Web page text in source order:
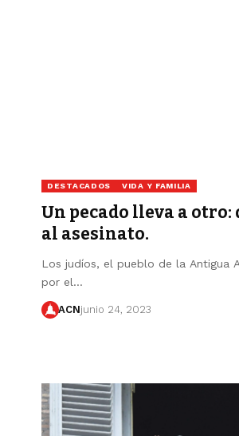
DESTACADOS VIDA Y FAMILIA
Un pecado lleva a
al asesinato.
Los judíos, el pueblo de la Antigua
por el…
ACNjunio 24, 2023